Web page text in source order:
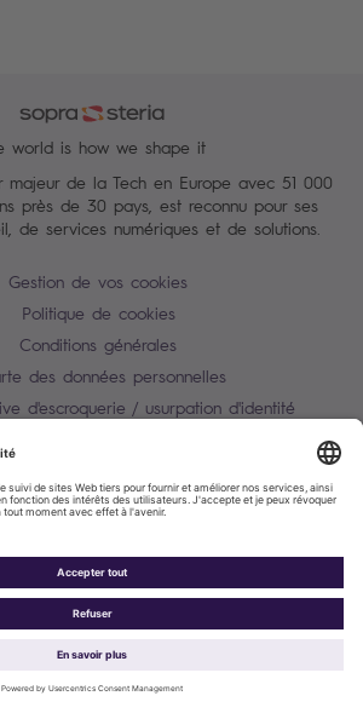
world is how we shape it
majeur de la Tech en Europe avec 51 000
près de 30 pays, est reconnu pour ses
de services numériques et de solutions.
Gestion de vos cookies
Politique de cookies
Conditions générales
des données personnelles
d'escroquerie / usurpation d'identité
: partiellement conforme
Steria 2026©